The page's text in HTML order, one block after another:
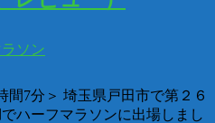
ソン
7分＞ 埼玉県戸田市で第２６
ハーフマラソンに出場しまし